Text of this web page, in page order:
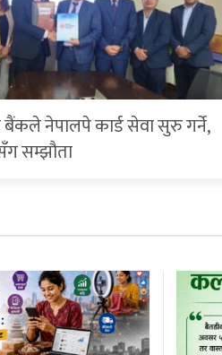
बैंकले नेपालपे कार्ड सेवा सुरु गर्ने,
सम्झौता